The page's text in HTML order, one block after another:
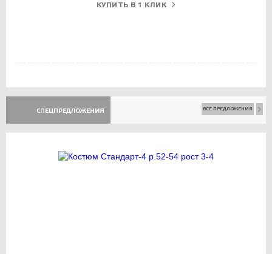
КУПИТЬ В 1 КЛИК
СПЕЦПРЕДЛОЖЕНИЯ ВСЕ ПРЕДЛОЖЕНИЯ